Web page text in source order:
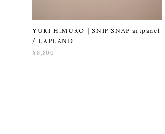
YURI HIMURO｜SNIP SNAP artpanel
/ LAPLAND
¥8,800